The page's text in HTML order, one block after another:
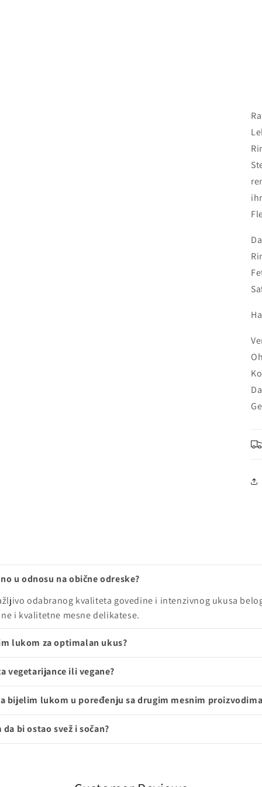
u odnosu na obične odreske?
odabranog kvaliteta govedine i intenzivnog ukusa
i kvalitetne mesne delikatese.
lukom za optimalan ukus?
vegetarijance ili vegane?
bijelim lukom u poređenju sa drugim mesnim
bi ostao svež i sočan?